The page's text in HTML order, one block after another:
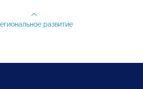
развитие